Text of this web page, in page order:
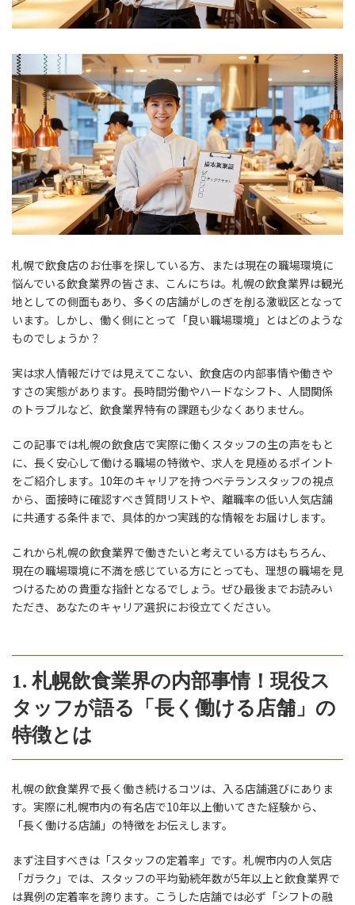
札幌で飲食店のお仕事を探している方、または現在の職場環境に
悩んでいる飲食業界の皆さま、こんにちは。札幌の飲食業界は観光
地としての側面もあり、多くの店舗がしのぎを削る激戦区となって
います。しかし、働く側にとって「良い職場環境」とはどのような
ものでしょうか？
実は求人情報だけでは見えてこない、飲食店の内部事情や働きや
すさの実態があります。長時間労働やハードなシフト、人間関係
のトラブルなど、飲食業界特有の課題も少なくありません。
この記事では札幌の飲食店で実際に働くスタッフの生の声をもと
に、長く安心して働ける職場の特徴や、求人を見極めるポイント
をご紹介します。10年のキャリアを持つベテランスタッフの視点
から、面接時に確認すべき質問リストや、離職率の低い人気店舗
に共通する条件まで、具体的かつ実践的な情報をお届けします。
これから札幌の飲食業界で働きたいと考えている方はもちろん、
現在の職場環境に不満を感じている方にとっても、理想の職場を見
つけるための貴重な指針となるでしょう。ぜひ最後までお読みい
ただき、あなたのキャリア選択にお役立てください。
1. 札幌飲食業界の内部事情！現役ス
タッフが語る「長く働ける店舗」の
特徴とは
札幌の飲食業界で長く働き続けるコツは、入る店舗選びにありま
す。実際に札幌市内の有名店で10年以上働いてきた経験から、
「長く働ける店舗」の特徴をお伝えします。
まず注目すべきは「スタッフの定着率」です。札幌市内の人気店
「ガラク」では、スタッフの平均勤続年数が5年以上と飲食業界で
は異例の定着率を誇ります。こうした店舗では必ず「シフトの融